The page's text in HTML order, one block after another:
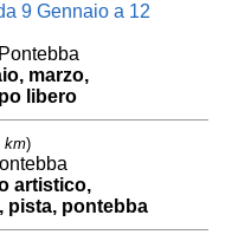
9 Gennaio a 12
marzo,
libero
km)
artistico,
pista, pontebba